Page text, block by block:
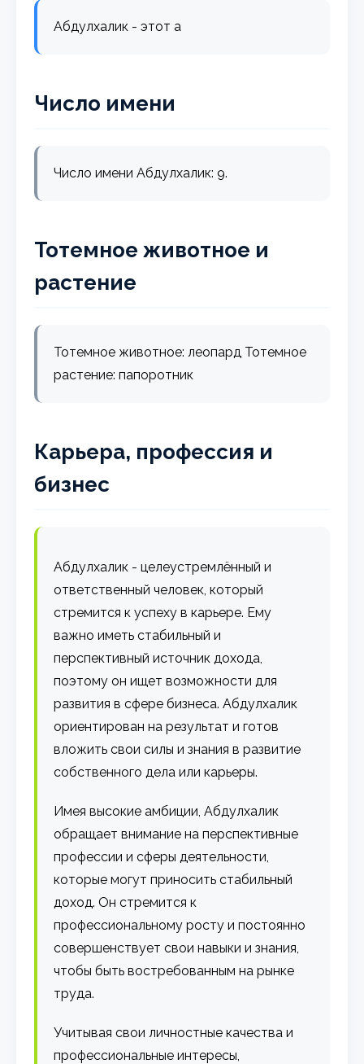
Абдулхалик - этот а
Число имени
Число имени Абдулхалик: 9.
Тотемное животное и
растение
Тотемное животное: леопард Тотемное
растение: папоротник
Карьера, профессия и
бизнес
Абдулхалик - целеустремлённый и
ответственный человек, который
стремится к успеху в карьере. Ему
важно иметь стабильный и
перспективный источник дохода,
поэтому он ищет возможности для
развития в сфере бизнеса. Абдулхалик
ориентирован на результат и готов
вложить свои силы и знания в развитие
собственного дела или карьеры.
Имея высокие амбиции, Абдулхалик
обращает внимание на перспективные
профессии и сферы деятельности,
которые могут приносить стабильный
доход. Он стремится к
профессиональному росту и постоянно
совершенствует свои навыки и знания,
чтобы быть востребованным на рынке
труда.
Учитывая свои личностные качества и
профессиональные интересы,